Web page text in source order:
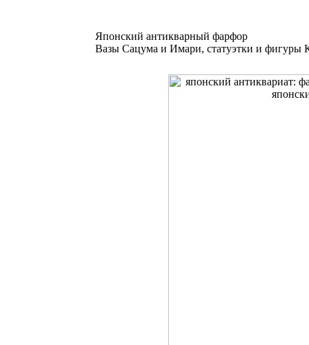
Японский антикварный фарфор
Вазы Сацума и Имари, статуэтки и фигуры